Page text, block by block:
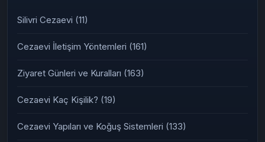
Silivri Cezaevi (11)
Cezaevi İletişim Yöntemleri (161)
Ziyaret Günleri ve Kuralları (163)
Cezaevi Kaç Kişilik? (19)
Cezaevi Yapıları ve Koğuş Sistemleri (133)